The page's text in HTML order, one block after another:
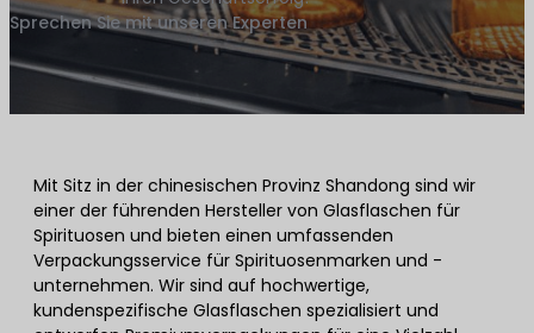
Sprechen Sie mit unseren Experten
Mit Sitz in der chinesischen Provinz Shandong sind wir
einer der führenden Hersteller von Glasflaschen für
Spirituosen und bieten einen umfassenden
Verpackungsservice für Spirituosenmarken und -
unternehmen. Wir sind auf hochwertige,
kundenspezifische Glasflaschen spezialisiert und